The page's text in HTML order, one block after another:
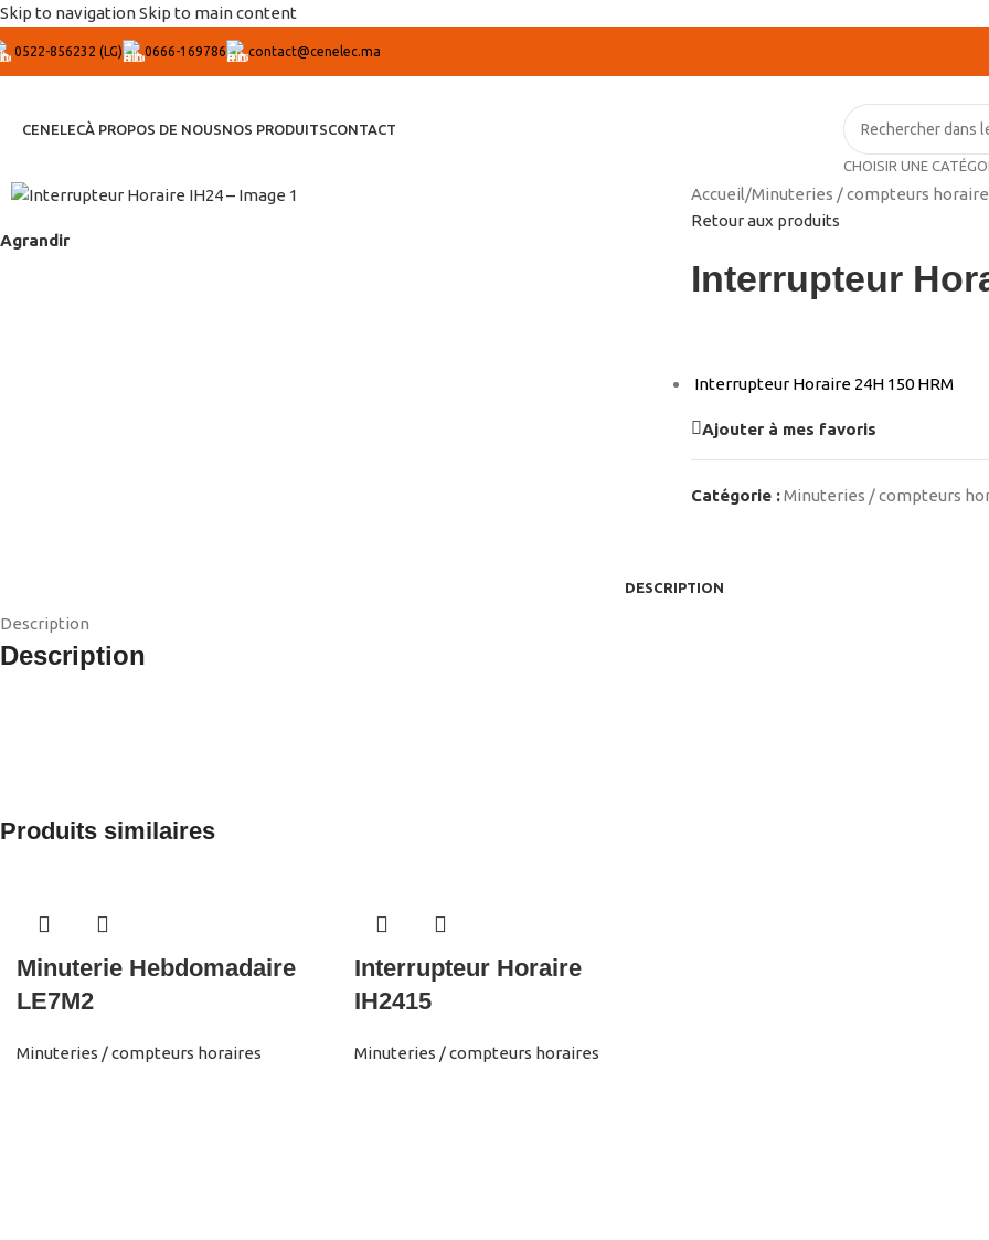
Skip to navigationSkip to main content
0522-856232 (LG) 0666-169786 contact@cenelec.ma
CENELECÀ PROPOS DE NOUSNOS PRODUITSCONTACT
CHOISIR UNE
Agrandir
Accueil/Minuteries / compteurs
Retour aux produits
Interrupteur
Interrupteur Horaire 24H 150 HRM
Ajouter à mes favoris
Catégorie :Minuteries / compteurs
DESCRIPTION
Description
Description
Produits similaires
Minuterie Hebdomadaire
LE7M2
Minuteries / compteurs horaires
Interrupteur Horaire
IH2415
Minuteries / compteurs horaires